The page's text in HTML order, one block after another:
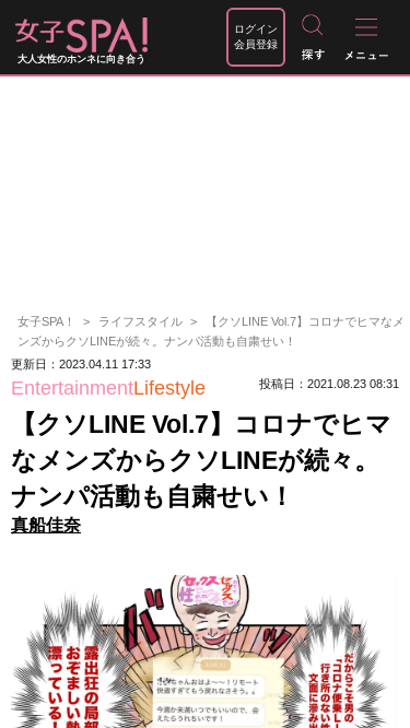
大人女性のホンネに向き合う
ログイン
会員登録
女子SPA！ ライフスタイル
【クソLINE Vol.7】コロナでヒマなメ
ンズからクソLINEが続々。ナンパ活動も自粛せい！
更新日：2023.04.11 17:33
EntertainmentLifestyle 投稿日：2021.08.23 08:31
【クソLINE Vol.7】コロナでヒマ
なメンズからクソLINEが続々。
ナンパ活動も自粛せい！
真船佳奈